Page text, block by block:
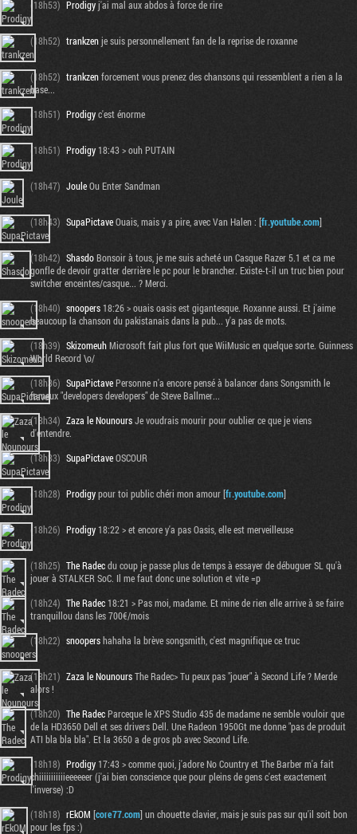
(18h53) Prodigyj'ai mal aux abdos à force de rire
(18h52) trankzenje suis personnellement fan de la reprise de roxanne
(18h52) trankzenforcement vous prenez des chansons qui ressemblent a rien a la
base...
(18h51) Prodigyc'est énorme
(18h51) Prodigy18:43 > ouh PUTAIN
(18h47) JouleOu Enter Sandman
(18h43) SupaPictaveOuais, mais y a pire, avec Van Halen : [fr.youtube.com]
(18h42) ShasdoBonsoir à tous, je me suis acheté un Casque Razer 5.1 et ca me
gonfle de devoir gratter derrière le pc pour le brancher. Existe-t-il un truc bien pour
switcher enceintes/casque... ? Merci.
(18h40) snoopers18:26 > ouais oasis est gigantesque. Roxanne aussi. Et j'aime
beaucoup la chanson du pakistanais dans la pub... y'a pas de mots.
(18h39) SkizomeuhMicrosoft fait plus fort que WiiMusic en quelque sorte. Guinness
World Record \o/
(18h36) SupaPictavePersonne n'a encore pensé à balancer dans Songsmith le
fameux "developers developers" de Steve Ballmer...
(18h34) Zaza le NounoursJe voudrais mourir pour oublier ce que je viens
d'entendre.
(18h33) SupaPictaveOSCOUR
(18h28) Prodigypour toi public chéri mon amour [fr.youtube.com]
(18h26) Prodigy 18:22 > et encore y'a pas Oasis, elle est merveilleuse
(18h25) The Radecdu coup je passe plus de temps à essayer de débuguer SL qu'à
jouer à STALKER SoC. Il me faut donc une solution et vite =p
(18h24) The Radec 18:21 > Pas moi, madame. Et mine de rien elle arrive à se faire
tranquillou dans les 700€/mois
(18h22) snoopershahaha la brève songsmith, c'est magnifique ce truc
(18h21) Zaza le NounoursThe Radec> Tu peux pas "jouer" à Second Life ? Merde
alors !
(18h20) The RadecParceque le XPS Studio 435 de madame ne semble vouloir que
de la HD3650 Dell et ses drivers Dell. Une Radeon 1950Gt me donne "pas de produit
ATI bla bla bla". Et la 3650 a de gros pb avec Second Life.
(18h18) Prodigy17:43 > comme quoi, j'adore No Country et The Barber m'a fait
chiiiiiiiiiiieeeeeer (j'ai bien conscience que pour pleins de gens c'est exactement
l'inverse) :D
(18h18) rEkOM [core77.com] un chouette clavier, mais je suis pas sur qu'il soit bon
pour les fps :)